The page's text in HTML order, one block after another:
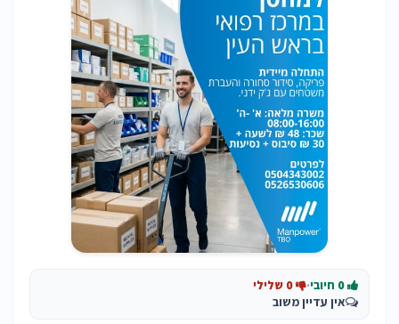
·
אין עדיין משוב